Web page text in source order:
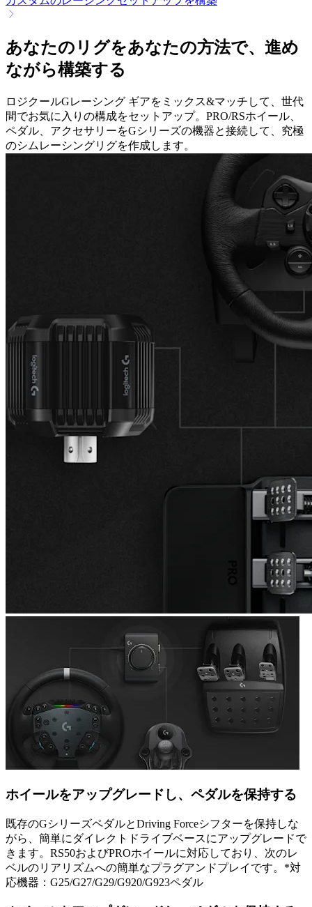
あなたのリグをあなたの方法で、進め
ながら構築する
ロジクールGレーシング ギアをミックス&マッチして、世代
間でお気に入りの構成をセットアップ。PRO/RSホイール、
ペダル、アクセサリーをGシリーズの機器と接続して、究極
のシムレーシングリグを作成します。
ホイールをアップグレードし、ペダルを保持する
既存のGシリーズペダルとDriving Forceシフターを保持しな
がら、簡単にダイレクトドライブベースにアップグレードで
きます。RS50およびPROホイールに対応しており、次のレ
ベルのリアリズムへの簡単なプラグアンドプレイです。*対
応機器：G25/G27/G29/G920/G923ペダル